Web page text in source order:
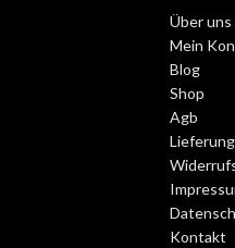
Über uns
Mein
Blog
Shop
Agb
Lieferung
Kontakt